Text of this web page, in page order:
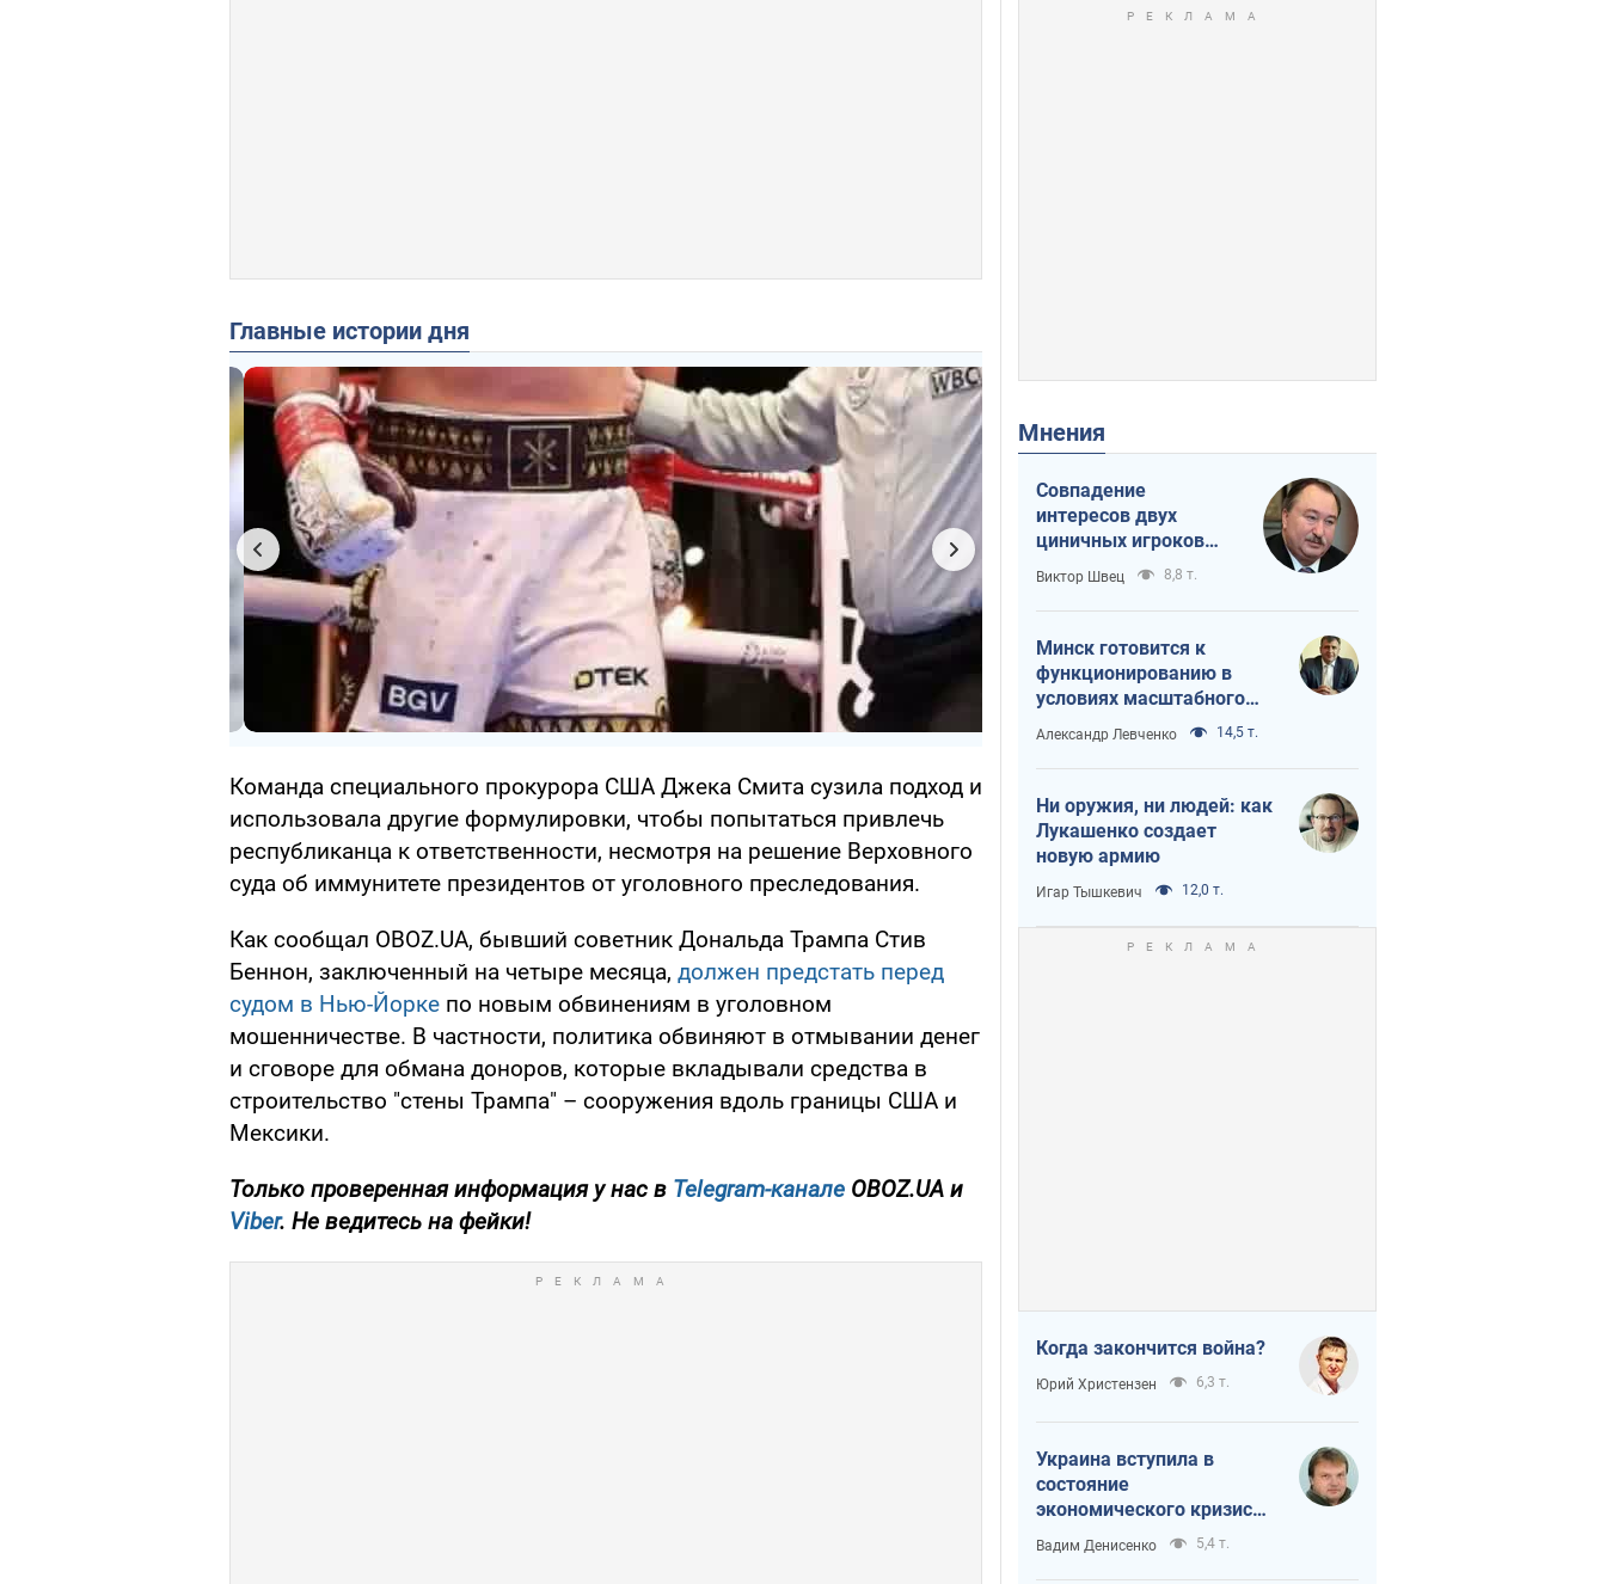
Главные истории дня
Команда специального прокурора США Джека Смита сузила подход и
использовала другие формулировки, чтобы попытаться привлечь
республиканца к ответственности, несмотря на решение Верховного
суда об иммунитете президентов от уголовного преследования.
Как сообщал OBOZ.UA, бывший советник Дональда Трампа Стив
Беннон, заключенный на четыре месяца, должен предстать перед
судом в Нью-Йорке по новым обвинениям в уголовном
мошенничестве. В частности, политика обвиняют в отмывании денег
и сговоре для обмана доноров, которые вкладывали средства в
строительство "стены Трампа" – сооружения вдоль границы США и
Мексики.
Только проверенная информация у нас в Telegram-канале OBOZ.UA и
Viber. Не ведитесь на фейки!
Мнения
Совпадение
интересов двух
циничных игроков
или тайный план
Трампа и Путина?
Виктор Швец 8,8 т.
Минск готовится к
функционированию в
условиях масштабного
военного кризиса
Александр Левченко 14,5 т.
Ни оружия, ни людей: как
Лукашенко создает
новую армию
Игар Тышкевич 12,0 т.
Когда закончится война?
Юрий Христензен 6,3 т.
Украина вступила в
состояние
экономического кризиса.
Есть ли свет в конце
туннеля?
Вадим Денисенко 5,4 т.